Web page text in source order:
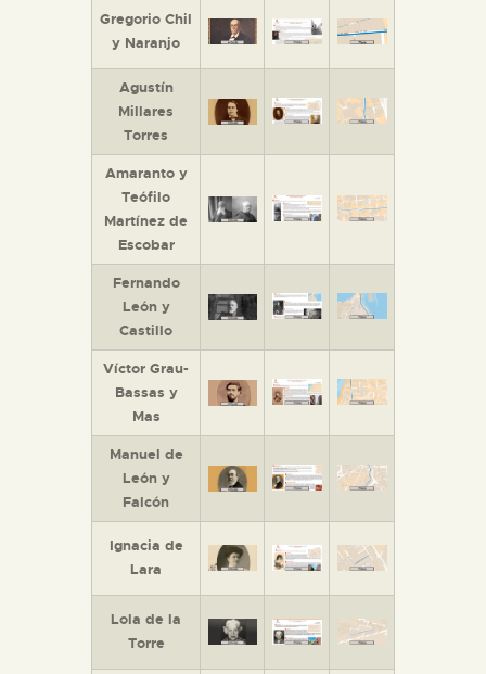
Gregorio Chil
y Naranjo
Agustín
Millares
Torres
Amaranto y
Teófilo
Martínez de
Escobar
Fernando
León y
Castillo
Víctor Grau-
Bassas y
Mas
Manuel de
León y
Falcón
Ignacia de
Lara
Lola de la
Torre